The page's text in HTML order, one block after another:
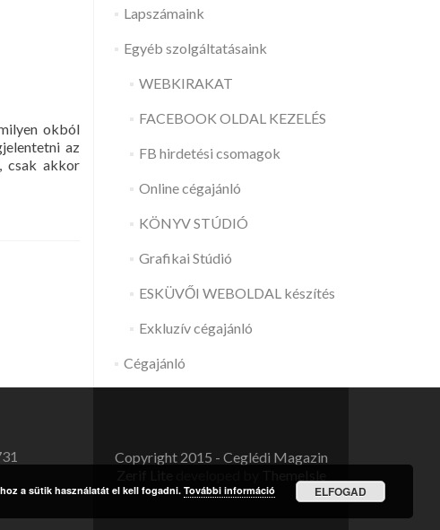
okból
az
csak akkor
Lapszámaink
Egyéb szolgáltatásaink
WEBKIRAKAT
FACEBOOK OLDAL KEZELÉS
FB hirdetési csomagok
Online cégajánló
KÖNYV STÚDIÓ
Grafikai Stúdió
ESKÜVŐI WEBOLDAL készítés
Exkluzív cégajánló
Cégajánló
Copyright 2015 - Ceglédi Magazin
a sütik használatát el kell fogadni.További információ ELFOGAD